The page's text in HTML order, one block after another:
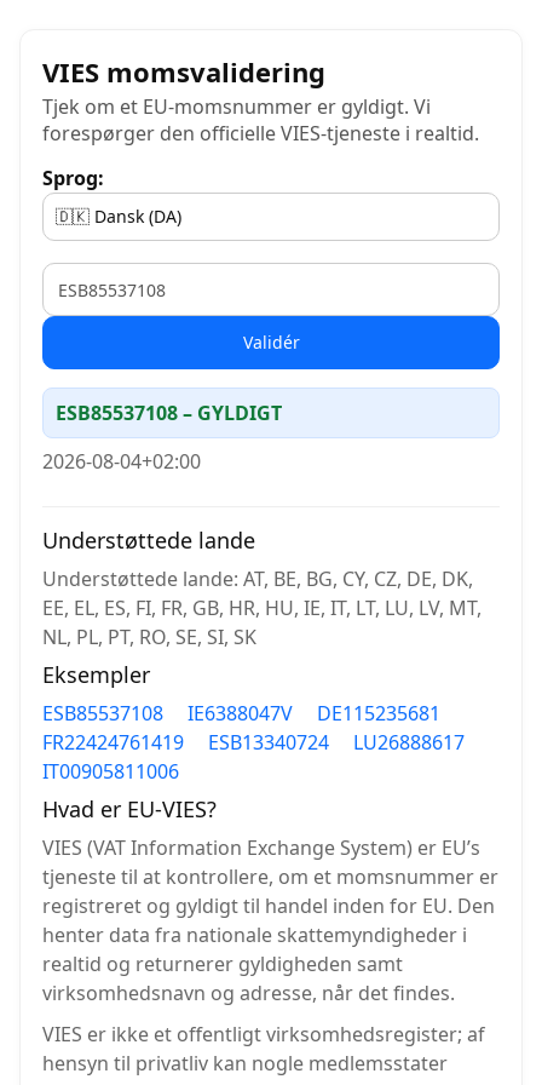
VIES momsvalidering
Tjek om et EU-momsnummer er gyldigt. Vi
forespørger den officielle VIES-tjeneste i realtid.
Sprog:
Validér
ESB85537108 – GYLDIGT
2026-08-04+02:00
Understøttede lande
Understøttede lande: AT, BE, BG, CY, CZ, DE, DK,
EE, EL, ES, FI, FR, GB, HR, HU, IE, IT, LT, LU, LV, MT,
NL, PL, PT, RO, SE, SI, SK
Eksempler
ESB85537108 IE6388047V
DE115235681
FR22424761419
ESB13340724
LU26888617
IT00905811006
Hvad er EU-VIES?
VIES (VAT Information Exchange System) er EU’s
tjeneste til at kontrollere, om et momsnummer er
registreret og gyldigt til handel inden for EU. Den
henter data fra nationale skattemyndigheder i
realtid og returnerer gyldigheden samt
virksomhedsnavn og adresse, når det findes.
VIES er ikke et offentligt virksomhedsregister; af
hensyn til privatliv kan nogle medlemsstater